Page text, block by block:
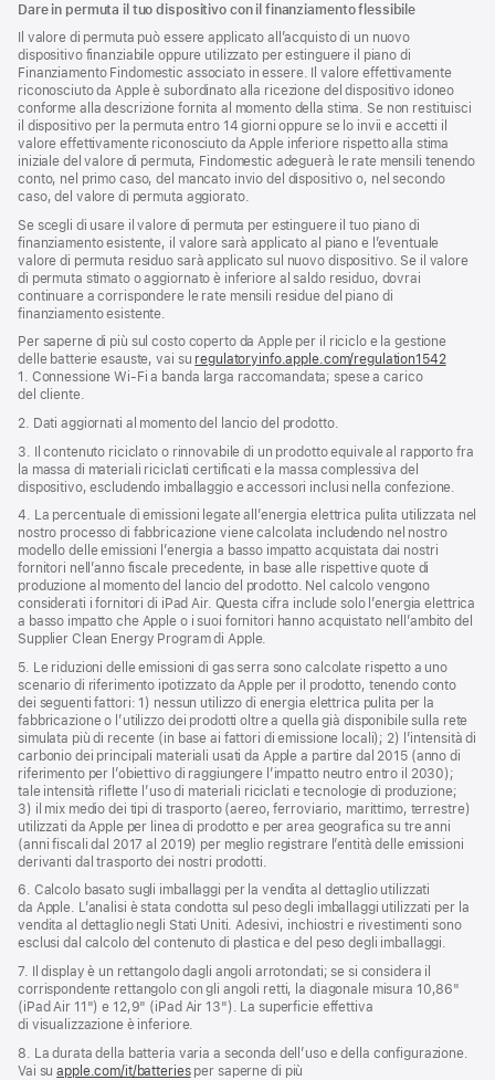
Dare in permuta il tuo dispositivo con il finanziamento flessibile
Il valore di permuta può essere applicato all’acquisto di un nuovo
dispositivo finanziabile oppure utilizzato per estinguere il piano di
Finanziamento Findomestic associato in essere. Il valore effettivamente
riconosciuto da Apple è subordinato alla ricezione del dispositivo idoneo
conforme alla descrizione fornita al momento della stima. Se non restituisci
il dispositivo per la permuta entro 14 giorni oppure se lo invii e accetti il
valore effettivamente riconosciuto da Apple inferiore rispetto alla stima
iniziale del valore di permuta, Findomestic adeguerà le rate mensili tenendo
conto, nel primo caso, del mancato invio del dispositivo o, nel secondo
caso, del valore di permuta aggiorato.
Se scegli di usare il valore di permuta per estinguere il tuo piano di
finanziamento esistente, il valore sarà applicato al piano e l’eventuale
valore di permuta residuo sarà applicato sul nuovo dispositivo. Se il valore
di permuta stimato o aggiornato è inferiore al saldo residuo, dovrai
continuare a corrispondere le rate mensili residue del piano di
finanziamento esistente.
Per saperne di più sul costo coperto da Apple per il riciclo e la gestione
delle batterie esauste, vai su regulatoryinfo.apple.com/regulation1542(si
1. Connessione Wi‑Fi a banda larga raccomandata; spese a carico
del cliente.
2. Dati aggiornati al momento del lancio del prodotto.
3. Il contenuto riciclato o rinnovabile di un prodotto equivale al rapporto fra
la massa di materiali riciclati certificati e la massa complessiva del
dispositivo, escludendo imballaggio e accessori inclusi nella confezione.
4. La percentuale di emissioni legate all’energia elettrica pulita utilizzata nel
nostro processo di fabbricazione viene calcolata includendo nel nostro
modello delle emissioni l’energia a basso impatto acquistata dai nostri
fornitori nell’anno fiscale precedente, in base alle rispettive quote di
produzione al momento del lancio del prodotto. Nel calcolo vengono
considerati i fornitori di iPad Air. Questa cifra include solo l’energia elettrica
a basso impatto che Apple o i suoi fornitori hanno acquistato nell’ambito del
Supplier Clean Energy Program di Apple.
5. Le riduzioni delle emissioni di gas serra sono calcolate rispetto a uno
scenario di riferimento ipotizzato da Apple per il prodotto, tenendo conto
dei seguenti fattori: 1) nessun utilizzo di energia elettrica pulita per la
fabbricazione o l’utilizzo dei prodotti oltre a quella già disponibile sulla rete
simulata più di recente (in base ai fattori di emissione locali); 2) l’intensità di
carbonio dei principali materiali usati da Apple a partire dal 2015 (anno di
riferimento per l’obiettivo di raggiungere l’impatto neutro entro il 2030);
tale intensità riflette l’uso di materiali riciclati e tecnologie di produzione;
3) il mix medio dei tipi di trasporto (aereo, ferroviario, marittimo, terrestre)
utilizzati da Apple per linea di prodotto e per area geografica su tre anni
(anni fiscali dal 2017 al 2019) per meglio registrare l’entità delle emissioni
derivanti dal trasporto dei nostri prodotti.
6. Calcolo basato sugli imballaggi per la vendita al dettaglio utilizzati
da Apple. L’analisi è stata condotta sul peso degli imballaggi utilizzati per la
vendita al dettaglio negli Stati Uniti. Adesivi, inchiostri e rivestimenti sono
esclusi dal calcolo del contenuto di plastica e del peso degli imballaggi.
7. Il display è un rettangolo dagli angoli arrotondati; se si considera il
corrispondente rettangolo con gli angoli retti, la diagonale misura 10,86"
(iPad Air 11") e 12,9" (iPad Air 13"). La superficie effettiva
di visualizzazione è inferiore.
8. La durata della batteria varia a seconda dell’uso e della configurazione.
Vai suapple.com/it/batteriesper saperne di più